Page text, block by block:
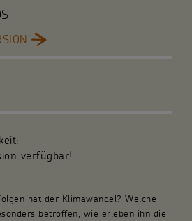
hat der Klimawandel? Welche
betroffen, wie erleben ihn die
verfügbar!